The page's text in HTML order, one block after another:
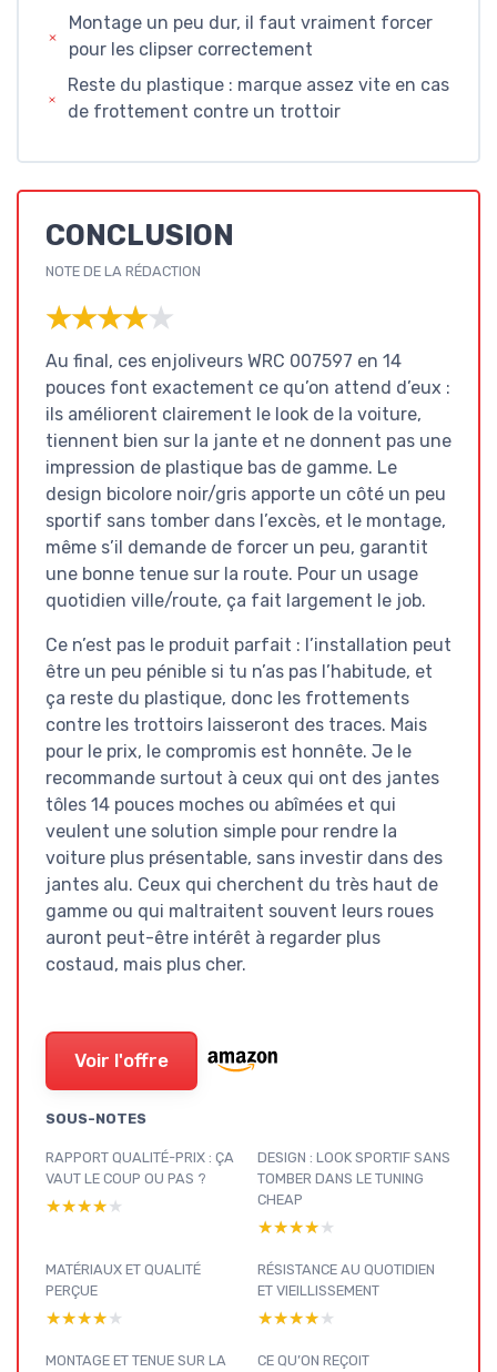
Montage un peu dur, il faut vraiment forcer
pour les clipser correctement
Reste du plastique : marque assez vite en cas
de frottement contre un trottoir
CONCLUSION
NOTE DE LA RÉDACTION
★★★★★
★★★★★
Au final, ces enjoliveurs WRC 007597 en 14
pouces font exactement ce qu’on attend d’eux :
ils améliorent clairement le look de la voiture,
tiennent bien sur la jante et ne donnent pas une
impression de plastique bas de gamme. Le
design bicolore noir/gris apporte un côté un peu
sportif sans tomber dans l’excès, et le montage,
même s’il demande de forcer un peu, garantit
une bonne tenue sur la route. Pour un usage
quotidien ville/route, ça fait largement le job.
Ce n’est pas le produit parfait : l’installation peut
être un peu pénible si tu n’as pas l’habitude, et
ça reste du plastique, donc les frottements
contre les trottoirs laisseront des traces. Mais
pour le prix, le compromis est honnête. Je le
recommande surtout à ceux qui ont des jantes
tôles 14 pouces moches ou abîmées et qui
veulent une solution simple pour rendre la
voiture plus présentable, sans investir dans des
jantes alu. Ceux qui cherchent du très haut de
gamme ou qui maltraitent souvent leurs roues
auront peut-être intérêt à regarder plus
costaud, mais plus cher.
Voir l'offre
SOUS-NOTES
RAPPORT QUALITÉ-PRIX : ÇA
VAUT LE COUP OU PAS ?
★★★★★
★★★★★
DESIGN : LOOK SPORTIF SANS
TOMBER DANS LE TUNING
CHEAP
★★★★★
★★★★★
MATÉRIAUX ET QUALITÉ
PERÇUE
★★★★★
★★★★★
RÉSISTANCE AU QUOTIDIEN
ET VIEILLISSEMENT
★★★★★
★★★★★
MONTAGE ET TENUE SUR LA
CE QU’ON REÇOIT